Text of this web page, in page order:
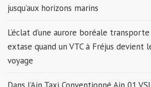
jusqu’aux horizons marins
L’éclat d’une aurore boréale
extase quand un VTC à Fréjus devient
voyage